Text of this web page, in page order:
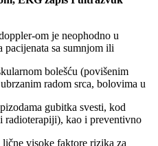
om je neophodno u
pacijenata sa sumnjom ili
bolešću (povišenim
radom srca, bolovima u
gubitka svesti, kod
radioterapiji), kao i preventivno
visoke faktore rizika za